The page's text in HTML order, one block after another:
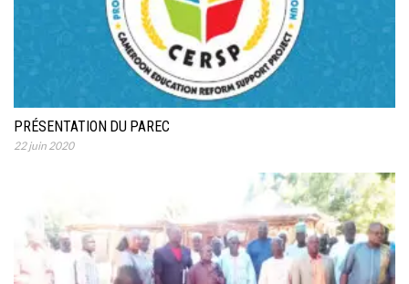
PRÉSENTATION DU PAREC
22 juin 2020